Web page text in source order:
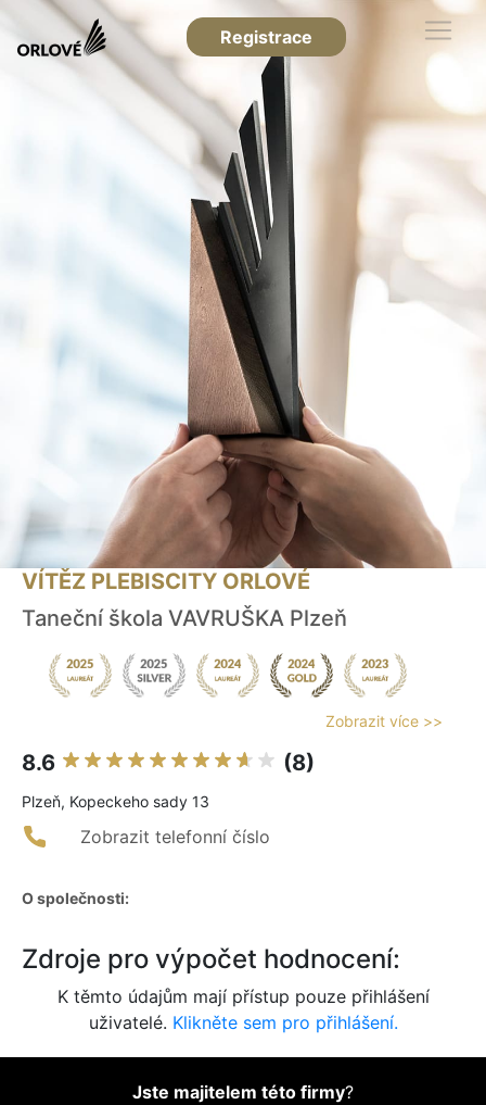
Registrace
VÍTĚZ PLEBISCITY ORLOVÉ
Taneční škola VAVRUŠKA Plzeň
Zobrazit více >>
8.6 (8)
Plzeň, Kopeckeho sady 13
Zobrazit telefonní číslo
O společnosti:
Zdroje pro výpočet hodnocení:
K těmto údajům mají přístup pouze přihlášení
uživatelé. Klikněte sem pro přihlášení.
Jste majitelem této firmy?